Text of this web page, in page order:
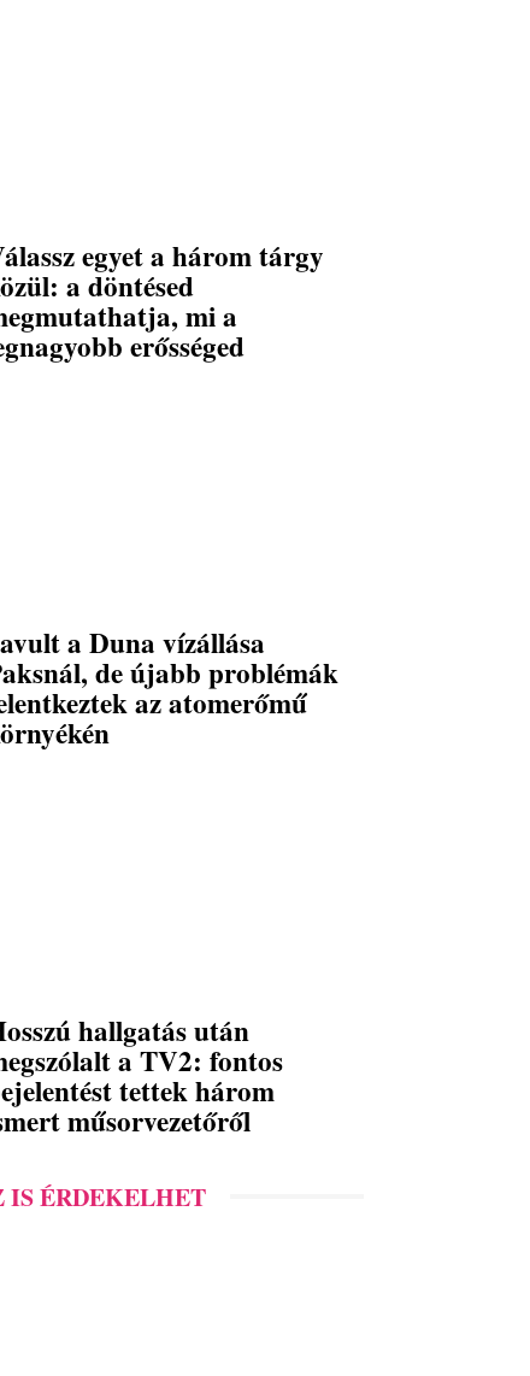
egyet a három tárgy
a döntésed
mi a
erősséged
a Duna vízállása
de újabb problémák
az atomerőmű
hallgatás után
a TV2: fontos
tettek három
műsorvezetőről
IS ÉRDEKELHET